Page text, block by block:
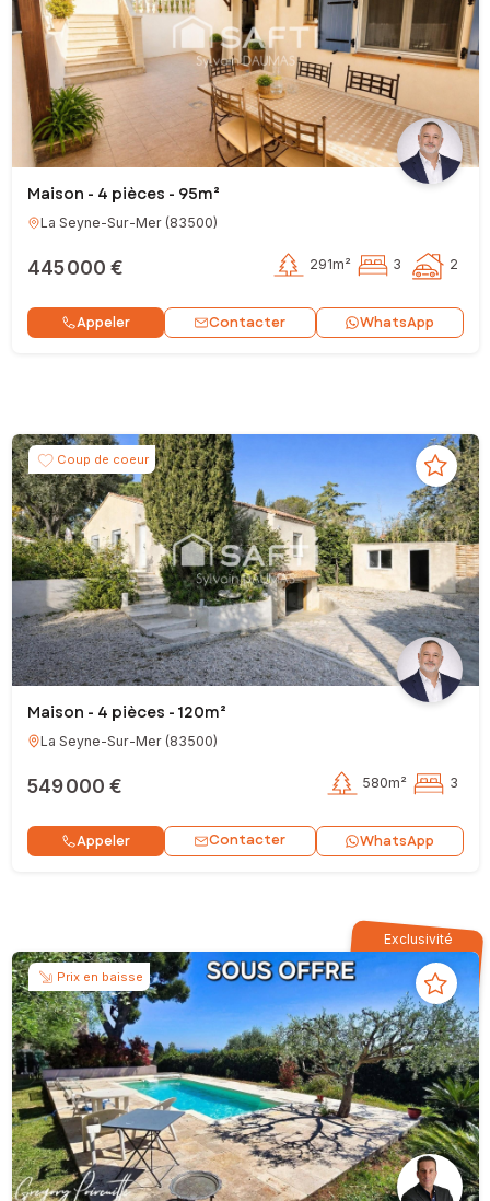
Maison - 4 pièces - 95m²
La Seyne-Sur-Mer(83500)
445 000 € 291m² 3 2
Appeler Contacter WhatsApp
Coup de coeur
Maison - 4 pièces - 120m²
La Seyne-Sur-Mer(83500)
549 000 € 580m² 3
Appeler Contacter WhatsApp
Exclusivité
Prix en baisse